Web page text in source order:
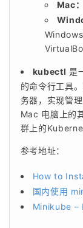
Mac：
kubectl 是
的命令行工具
务器，实现管
Mac 电脑上的
群上的
参考地址：
How to
国内使用
Minikube –